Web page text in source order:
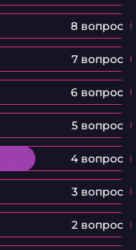
8 вопрос
7 вопрос
6 вопрос
5 вопрос
4 вопрос
3 вопрос
2 вопрос